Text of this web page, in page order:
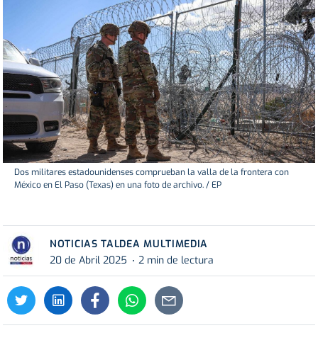
Dos militares estadounidenses comprueban la valla de la frontera con
México en El Paso (Texas) en una foto de archivo. / EP
NOTICIAS TALDEA MULTIMEDIA
20 de Abril 2025
2 min de lectura